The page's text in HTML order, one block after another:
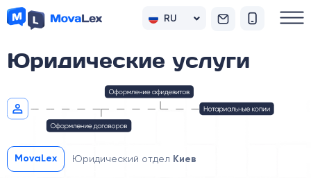
RU
UK
Юридические услуги
MovaLex Юридический отдел Киев